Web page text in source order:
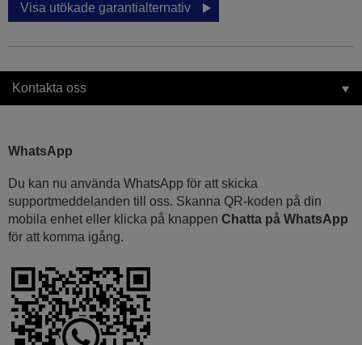
Visa utökade garantialternativ
Kontakta oss
WhatsApp
Du kan nu använda WhatsApp för att skicka
supportmeddelanden till oss. Skanna QR-koden på din
mobila enhet eller klicka på knappen Chatta på WhatsApp
för att komma igång.